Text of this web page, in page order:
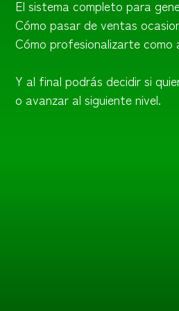
El sistema completo para
Cómo pasar de ventas
Cómo profesionalizarte como
Y al final podrás decidir si
o avanzar al siguiente nivel.